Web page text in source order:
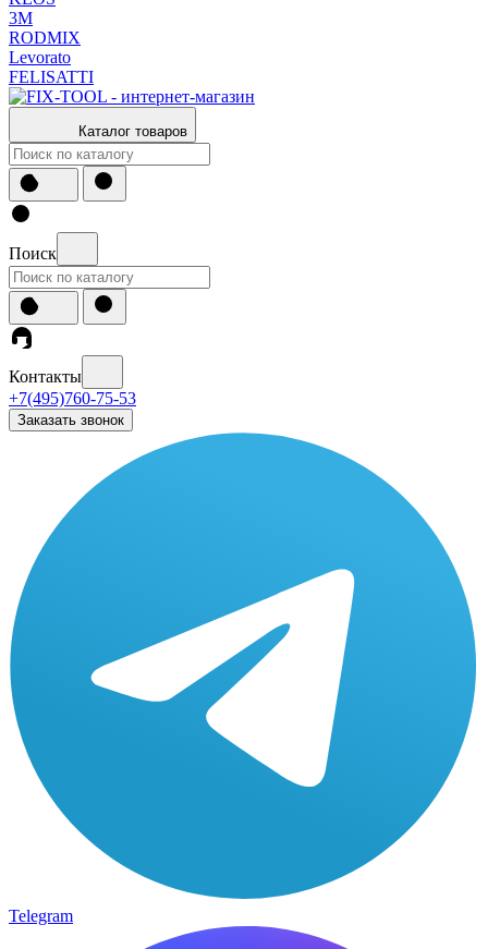
3М
RODMIX
Levorato
FELISATTI
Каталог товаров
Поиск
Контакты
+7(495)760-75-53
Заказать звонок
Telegram